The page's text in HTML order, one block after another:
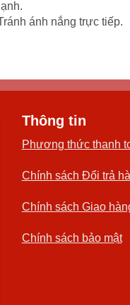
ánh nắng trực tiếp.
Thông tin
Phương thức thanh
Chính sách Đổi trả
Chính sách Giao
Chính sách bảo mật